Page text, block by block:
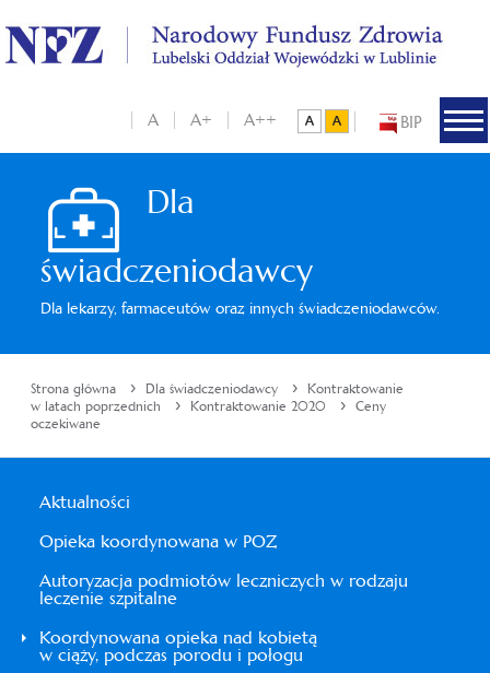
BIP
A A+ A++
Dla
świadczeniodawcy
Dla lekarzy, farmaceutów oraz innych świadczeniodawców.
Strona główna › Dla świadczeniodawcy › Kontraktowanie
w latach poprzednich
› Kontraktowanie 2020 › Ceny
oczekiwane
Aktualności
Opieka koordynowana w POZ
Autoryzacja podmiotów leczniczych w rodzaju
leczenie szpitalne
Koordynowana opieka nad kobietą
w ciąży, podczas porodu i połogu